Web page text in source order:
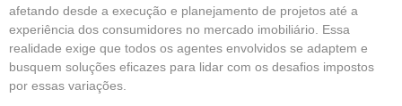
afetando desde a execução e planejamento de projetos até a
experiência dos consumidores no mercado imobiliário. Essa
realidade exige que todos os agentes envolvidos se adaptem e
busquem soluções eficazes para lidar com os desafios impostos
por essas variações.